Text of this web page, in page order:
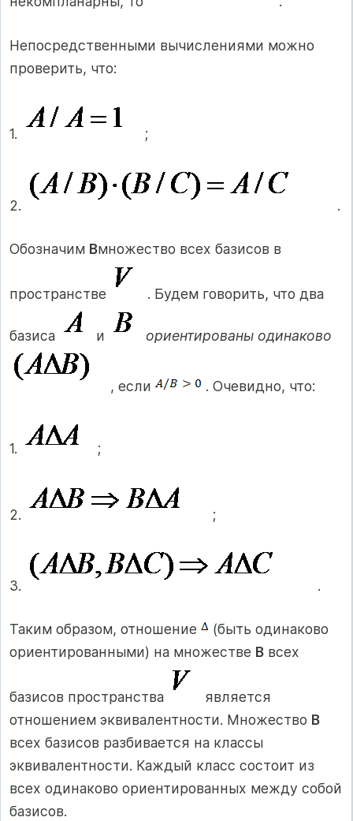
Непосредственными вычислениями можно
проверить, что:
1. ;
2. .
Обозначим Вмножество всех базисов в
пространстве . Будем говорить, что два
базиса и ориентированы одинаково
, если . Очевидно, что:
1. ;
2. ;
3. .
Таким образом, отношение
(быть одинаково
ориентированными) на множестве В всех
базисов пространства
является
отношением эквивалентности. Множество В
всех базисов разбивается на классы
эквивалентности. Каждый класс состоит из
всех одинаково ориентированных между собой
базисов.